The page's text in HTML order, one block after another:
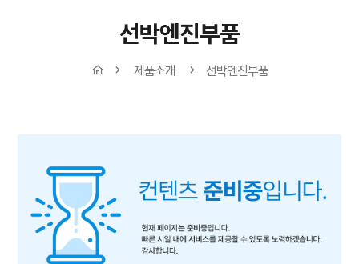
선박엔진부품
제품소개 선박엔진부품